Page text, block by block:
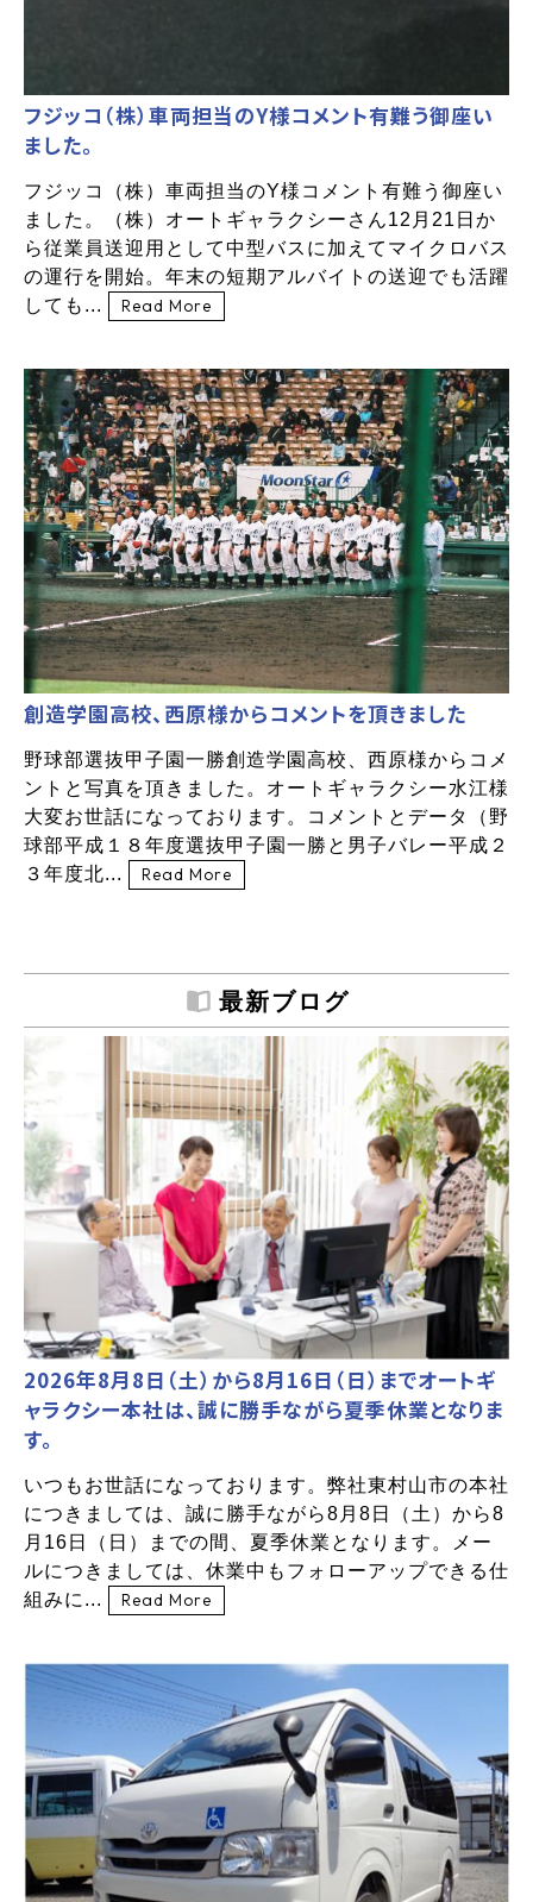
フジッコ（株）車両担当のY様コメント有難う御座い
ました。
フジッコ（株）車両担当のY様コメント有難う御座い
ました。（株）オートギャラクシーさん12月21日か
ら従業員送迎用として中型バスに加えてマイクロバス
の運行を開始。年末の短期アルバイトの送迎でも活躍
しても...
Read More
創造学園高校、西原様からコメントを頂きました
野球部選抜甲子園一勝創造学園高校、西原様からコメ
ントと写真を頂きました。オートギャラクシー水江様
大変お世話になっております。コメントとデータ（野
球部平成１８年度選抜甲子園一勝と男子バレー平成２
３年度北...
Read More
最新ブログ
2026年8月8日（土）から8月16日（日）までオートギ
ャラクシー本社は、誠に勝手ながら夏季休業となりま
す。
いつもお世話になっております。弊社東村山市の本社
につきましては、誠に勝手ながら8月8日（土）から8
月16日（日）までの間、夏季休業となります。メー
ルにつきましては、休業中もフォローアップできる仕
組みに...
Read More